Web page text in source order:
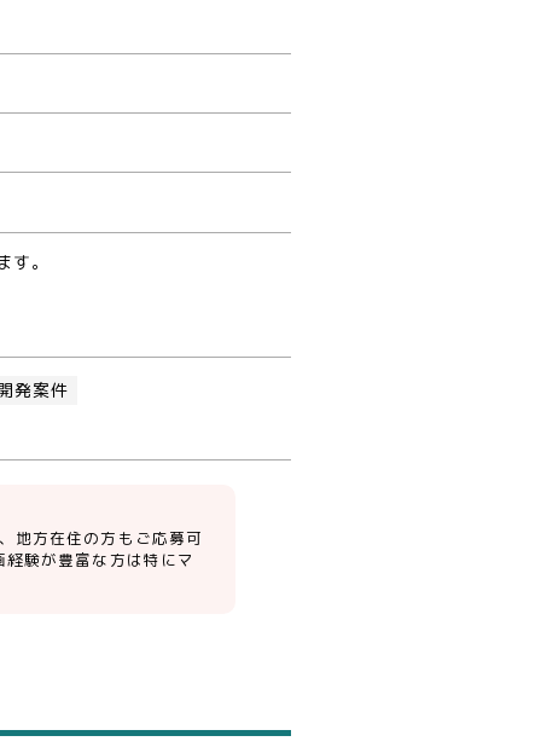
。
発案件
地方在住の方もご応募可
験が豊富な方は特にマ